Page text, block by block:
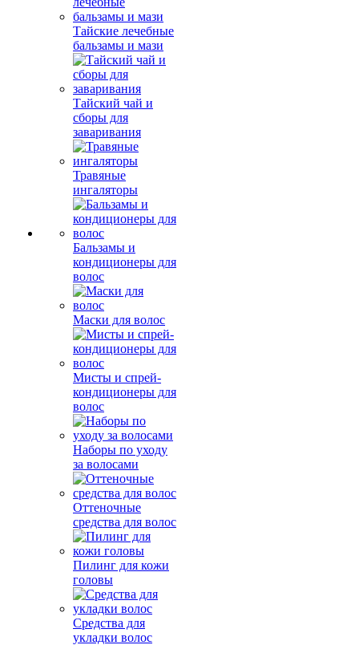
Тайские лечебные
бальзамы и мази
Тайский чай и
сборы для
заваривания
Травяные
ингаляторы
Бальзамы и
кондиционеры для
волос
Маски для волос
Мисты и спрей-
кондиционеры для
волос
Наборы по уходу
за волосами
Оттеночные
средства для волос
Пилинг для кожи
головы
Средства для
укладки волос